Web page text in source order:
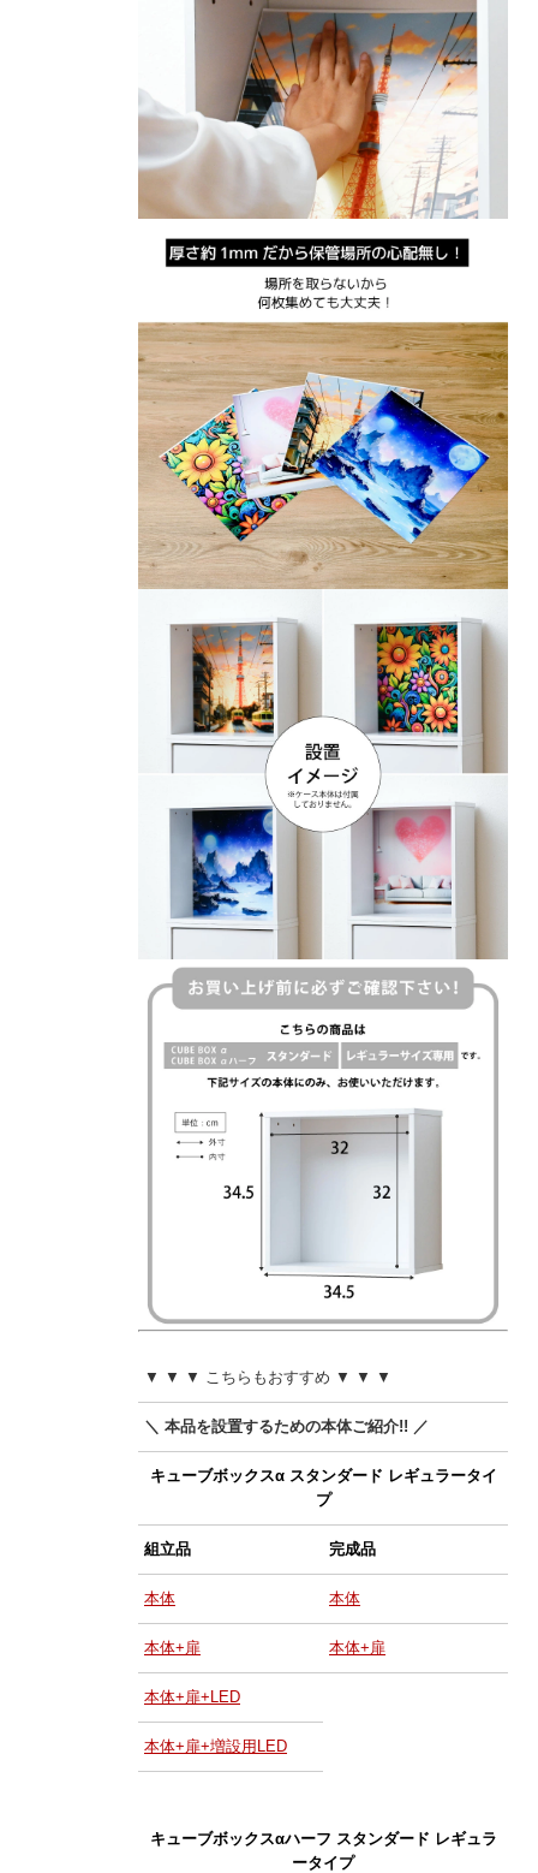
▼ ▼ ▼ こちらもおすすめ ▼ ▼ ▼
＼ 本品を設置するための本体ご紹介!! ／
キューブボックスα スタンダード レギュラータイ
プ
組立品 完成品
本体 本体
本体+扉 本体+扉
本体+扉+LED
本体+扉+増設用LED
キューブボックスαハーフ スタンダード レギュラ
ータイプ